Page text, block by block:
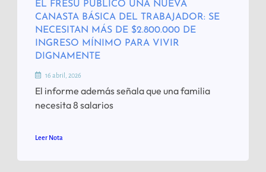
EL FRESU PUBLICÓ UNA NUEVA
CANASTA BÁSICA DEL TRABAJADOR: SE
NECESITAN MÁS DE $2.800.000 DE
INGRESO MÍNIMO PARA VIVIR
DIGNAMENTE
16 abril, 2026
El informe además señala que una familia
necesita 8 salarios
Leer Nota